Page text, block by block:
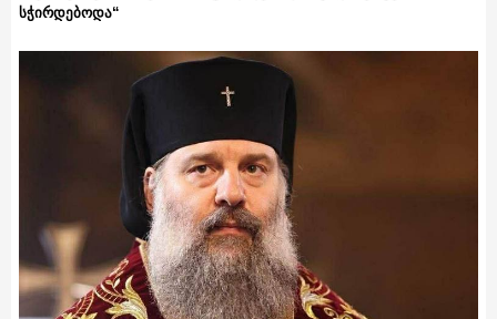
სჭირდებოდა“